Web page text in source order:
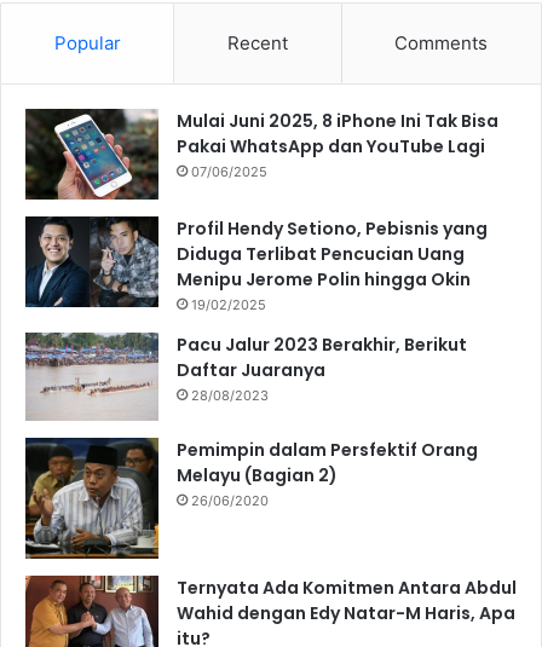
Popular Recent Comments
Mulai Juni 2025, 8 iPhone Ini Tak Bisa
Pakai WhatsApp dan YouTube Lagi
07/06/2025
Profil Hendy Setiono, Pebisnis yang
Diduga Terlibat Pencucian Uang
Menipu Jerome Polin hingga Okin
19/02/2025
Pacu Jalur 2023 Berakhir, Berikut
Daftar Juaranya
28/08/2023
Pemimpin dalam Persfektif Orang
Melayu (Bagian 2)
26/06/2020
Ternyata Ada Komitmen Antara Abdul
Wahid dengan Edy Natar-M Haris, Apa
itu?